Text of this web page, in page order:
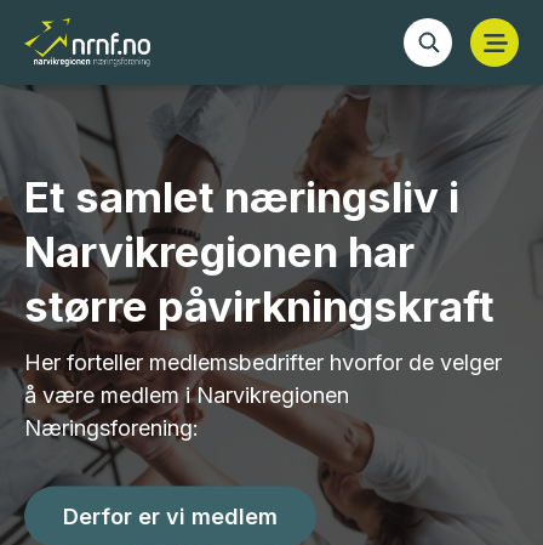
Et samlet næringsliv i
Narvikregionen har
større påvirkningskraft
Her forteller medlemsbedrifter hvorfor de velger
å være medlem i Narvikregionen
Næringsforening:
Derfor er vi medlem
Bli traineebedrift
Gjennom Trainee Narvikregionen vil dere lykkes
med å nå ut til høyt utdannede.Vi utarbeider nytt
sprekt kompetanseprogram for traineene.
Les mer